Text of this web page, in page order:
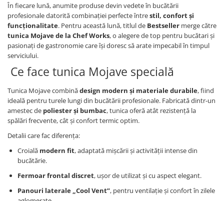
În fiecare lună, anumite produse devin vedete în bucătării
profesionale datorită combinației perfecte întrestil, confort și
funcționalitate. Pentru această lună, titlul de Bestseller merge către
tunica Mojave de la Chef Works, o alegere de top pentru bucătari și
pasionați de gastronomie care își doresc să arate impecabil în timpul
serviciului.
Ce face tunica Mojave specială
Tunica Mojave combinădesign modern și materiale durabile, fiind
ideală pentru turele lungi din bucătării profesionale. Fabricată dintr-un
amestec de poliester și bumbac, tunica oferă atât rezistență la
spălări frecvente, cât și confort termic optim.
Detalii care fac diferența:
Croială modern fit, adaptată mișcării și activității intense din
bucătărie.
Fermoar frontal discret, ușor de utilizat și cu aspect elegant.
Panouri laterale „Cool Vent”, pentru ventilație și confort în zilele